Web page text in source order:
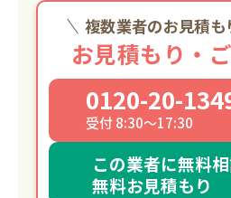
複数業者のお見積
お見積もり・
0120-20-
受付 8:30～17:30
この業者に無料相
無料お見積もり